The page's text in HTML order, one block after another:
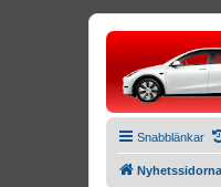
Snabblänkar
Nyhetssidorna